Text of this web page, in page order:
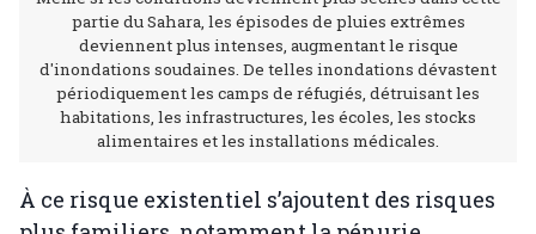
partie du Sahara, les épisodes de pluies extrêmes
deviennent plus intenses, augmentant le risque
d'inondations soudaines. De telles inondations dévastent
périodiquement les camps de réfugiés, détruisant les
habitations, les infrastructures, les écoles, les stocks
alimentaires et les installations médicales.
À ce risque existentiel s’ajoutent des risques